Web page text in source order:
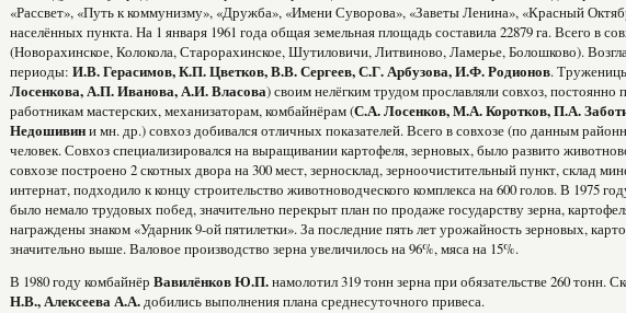
«Рассвет», «Путь к коммунизму», «Дружба», «Имени Суворова», «Заветы Ленина», «Красный
населённых пункта. На 1 января 1961 года общая земельная площадь составила 22879 га. Всего в
(Новорахинское, Колокола, Старорахинское, Шутиловичи, Литвиново, Ламерье, Болошково).
периоды: И.В. Герасимов, К.П. Цветков, В.В. Сергеев, С.Г. Арбузова, И.Ф. Родионов.
Лосенкова, А.П. Иванова, А.И. Власова) своим нелёгким трудом прославляли совхоз, постоянно
работникам мастерских, механизаторам, комбайнёрам (С.А. Лосенков, М.А. Коротков, П.А.
Недошивини мн. др.) совхоз добивался отличных показателей. Всего в совхозе (по данным
человек. Совхоз специализировался на выращивании картофеля, зерновых, было развито
совхозе построено 2 скотных двора на 300 мест, зерносклад, зерноочистительный пункт, склад
интернат, подходило к концу строительство животноводческого комплекса на 600 голов. В 1975
было немало трудовых побед, значительно перекрыт план по продаже государству зерна,
награждены знаком «Ударник 9-ой пятилетки». За последние пять лет урожайность зерновых,
значительно выше. Валовое производство зерна увеличилось на 96%, мяса на 15%.
В 1980 году комбайнёр Вавилёнков Ю.П.намолотил 319 тонн зерна при обязательстве 260 тонн.
Н.В., Алексеева А.А.добились выполнения плана среднесуточного привеса.